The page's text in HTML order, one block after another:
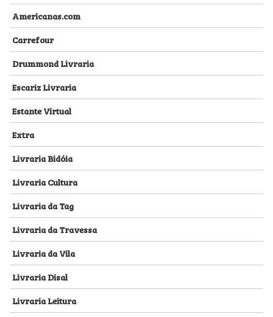
Americanas.com
Carrefour
Drummond Livraria
Escariz Livraria
Estante Virtual
Extra
Livraria Bidóia
Livraria Cultura
Livraria da Tag
Livraria da Travessa
Livraria da Vila
Livraria Disal
Livraria Leitura